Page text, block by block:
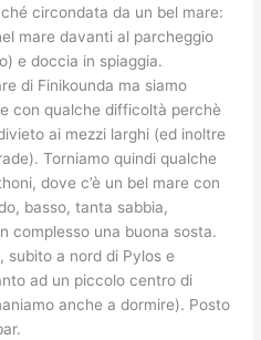
circondata da un bel mare:
mare davanti al parcheggio
e doccia in spiaggia.
di Finikounda ma siamo
con qualche difficoltà perchè
ai mezzi larghi (ed inoltre
Torniamo quindi qualche
dove c’è un bel mare con
basso, tanta sabbia,
complesso una buona sosta.
subito a nord di Pylos e
ad un piccolo centro di
anche a dormire). Posto